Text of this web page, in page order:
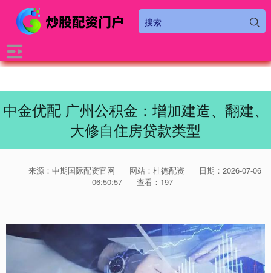
中金优配 广州公积金：增加建造、翻建、
大修自住房贷款类型
来源：中期国际配资官网 网站：杜德配资
日期：2026-07-06
06:50:57
查看：197